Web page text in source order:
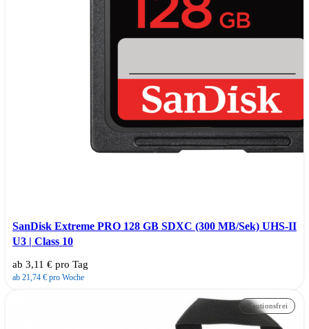
SanDisk Extreme PRO 128 GB SDXC (300 MB/Sek) UHS-II
U3 | Class 10
ab 3,11 € pro Tag
ab 21,74 € pro Woche
Kautionsfrei